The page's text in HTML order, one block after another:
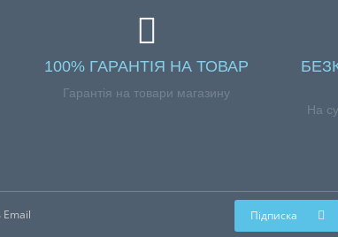
100% ГАРАНТІЯ НА ТОВАР
Гарантія на товари магазину
На
Підписка